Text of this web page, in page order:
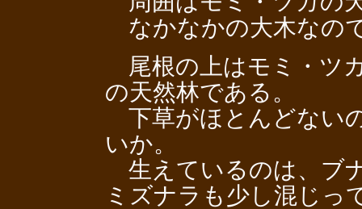
なかなかの大木なの
尾根の上はモミ・ツ
の天然林である。
下草がほとんどない
いか。
生えているのは、ブ
ミズナラも少し混じっ